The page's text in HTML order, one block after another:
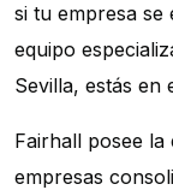
si tu empresa se
equipo
Sevilla, estás en
Fairhall posee
empresas